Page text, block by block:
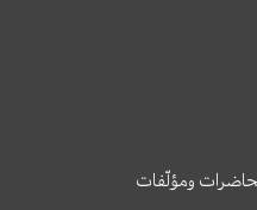
ومؤلّفات